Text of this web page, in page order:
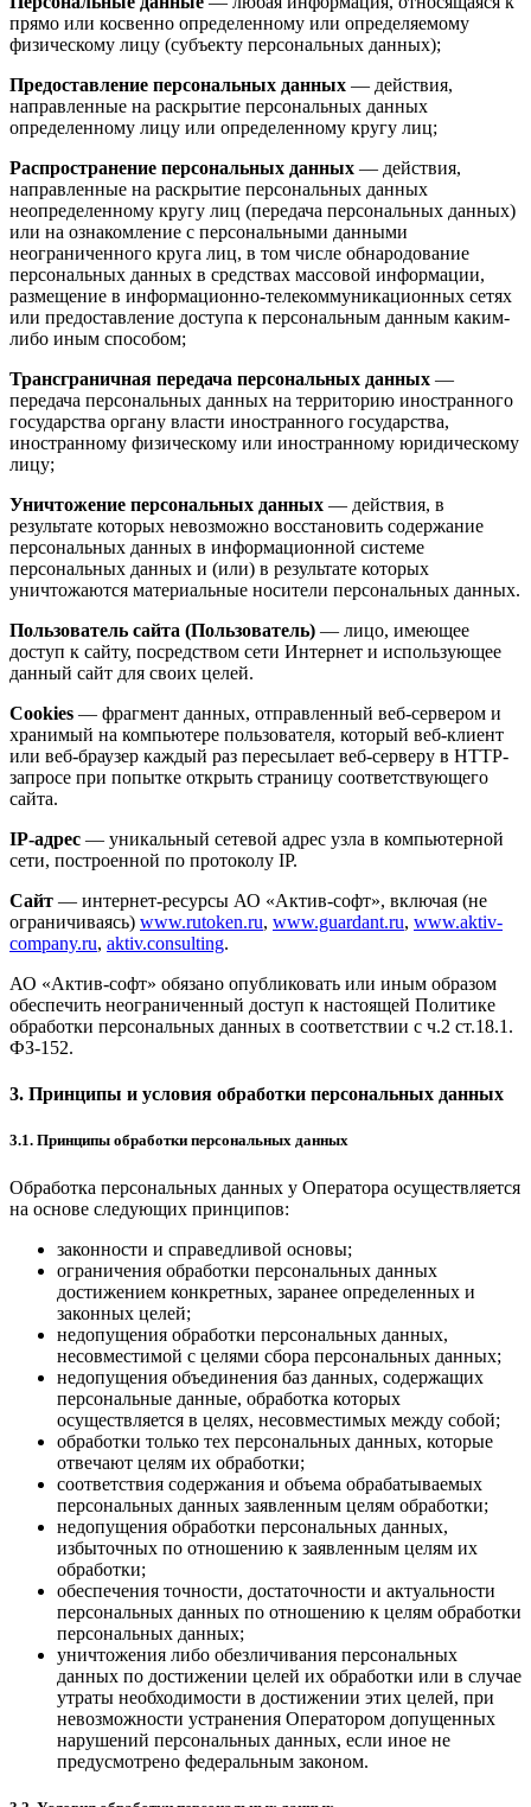
прямо или косвенно определенному или определяемому
физическому лицу (субъекту персональных данных);
Предоставление персональных данных — действия,
направленные на раскрытие персональных данных
определенному лицу или определенному кругу лиц;
Распространение персональных данных — действия,
направленные на раскрытие персональных данных
неопределенному кругу лиц (передача персональных данных)
или на ознакомление с персональными данными
неограниченного круга лиц, в том числе обнародование
персональных данных в средствах массовой информации,
размещение в информационно-телекоммуникационных сетях
или предоставление доступа к персональным данным каким-
либо иным способом;
Трансграничная передача персональных данных —
передача персональных данных на территорию иностранного
государства органу власти иностранного государства,
иностранному физическому или иностранному юридическому
лицу;
Уничтожение персональных данных — действия, в
результате которых невозможно восстановить содержание
персональных данных в информационной системе
персональных данных и (или) в результате которых
уничтожаются материальные носители персональных данных.
Пользователь сайта (Пользователь) — лицо, имеющее
доступ к сайту, посредством сети Интернет и использующее
данный сайт для своих целей.
Cookies — фрагмент данных, отправленный веб-сервером и
хранимый на компьютере пользователя, который веб-клиент
или веб-браузер каждый раз пересылает веб-серверу в HTTP-
запросе при попытке открыть страницу соответствующего
сайта.
IP-адрес — уникальный сетевой адрес узла в компьютерной
сети, построенной по протоколу IP.
Сайт — интернет-ресурсы АО «Актив-софт», включая (не
ограничиваясь) www.rutoken.ru, www.guardant.ru, www.aktiv-
company.ru, aktiv.consulting.
АО «Актив-софт» обязано опубликовать или иным образом
обеспечить неограниченный доступ к настоящей Политике
обработки персональных данных в соответствии с ч.2 ст.18.1.
ФЗ-152.
3. Принципы и условия обработки персональных данных
3.1. Принципы обработки персональных данных
Обработка персональных данных у Оператора осуществляется
на основе следующих принципов:
законности и справедливой основы;
ограничения обработки персональных данных
достижением конкретных, заранее определенных и
законных целей;
недопущения обработки персональных данных,
несовместимой с целями сбора персональных данных;
недопущения объединения баз данных, содержащих
персональные данные, обработка которых
осуществляется в целях, несовместимых между собой;
обработки только тех персональных данных, которые
отвечают целям их обработки;
соответствия содержания и объема обрабатываемых
персональных данных заявленным целям обработки;
недопущения обработки персональных данных,
избыточных по отношению к заявленным целям их
обработки;
обеспечения точности, достаточности и актуальности
персональных данных по отношению к целям обработки
персональных данных;
уничтожения либо обезличивания персональных
данных по достижении целей их обработки или в случае
утраты необходимости в достижении этих целей, при
невозможности устранения Оператором допущенных
нарушений персональных данных, если иное не
предусмотрено федеральным законом.